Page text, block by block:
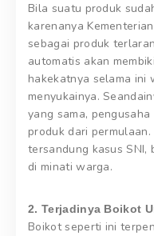
Bila suatu produk
karenanya
sebagai produk
automatis akan
hakekatnya selama ini
menyukainya.
yang sama,
produk dari
tersandung kasus
di minati warga.
2. Terjadinya Boikot
Boikot seperti ini